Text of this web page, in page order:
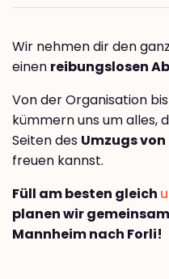
Wir nehmen dir den
einen reibungslosen
Von der Organisation
kümmern uns um alles,
Seiten des Umzugs
freuen kannst.
Füll am besten gleich
planen wir
Mannheim nach Forli!